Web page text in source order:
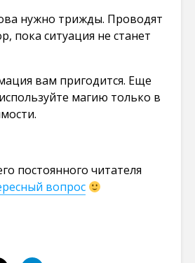
нужно трижды. Проводят
пока ситуация не станет
вам пригодится. Еще
магию только в
постоянного читателя
вопрос